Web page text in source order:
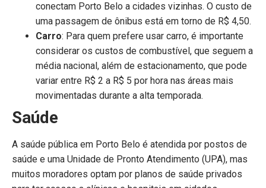
conectam Porto Belo a cidades vizinhas. O custo de
uma passagem de ônibus está em torno de R$ 4,50.
Carro: Para quem prefere usar carro, é importante
considerar os custos de combustível, que seguem a
média nacional, além de estacionamento, que pode
variar entre R$ 2 a R$ 5 por hora nas áreas mais
movimentadas durante a alta temporada.
Saúde
A saúde pública em Porto Belo é atendida por postos de
saúde e uma Unidade de Pronto Atendimento (UPA), mas
muitos moradores optam por planos de saúde privados